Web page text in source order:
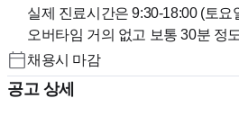
실제 진료시간은 9:30-18:00 (토요
오버타임 거의 없고 보통 30분 정
채용시 마감
공고 상세